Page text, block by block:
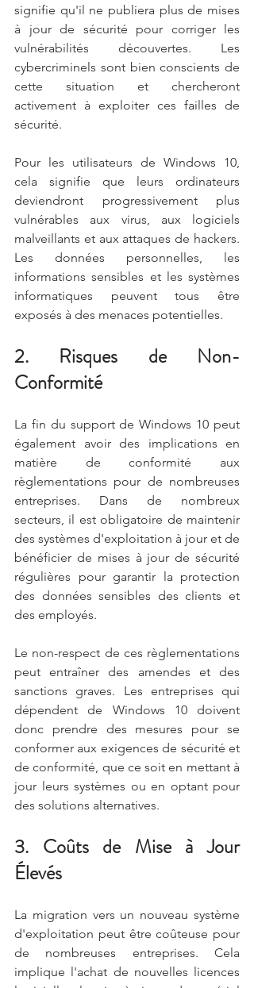
signifie qu'il ne publiera plus de mises
à jour de sécurité pour corriger les
vulnérabilités découvertes. Les
cybercriminels sont bien conscients de
cette situation et chercheront
activement à exploiter ces failles de
sécurité.
Pour les utilisateurs de Windows 10,
cela signifie que leurs ordinateurs
deviendront progressivement plus
vulnérables aux virus, aux logiciels
malveillants et aux attaques de hackers.
Les données personnelles, les
informations sensibles et les systèmes
informatiques peuvent tous être
exposés à des menaces potentielles.
2. Risques de Non-
Conformité
La fin du support de Windows 10 peut
également avoir des implications en
matière de conformité aux
règlementations pour de nombreuses
entreprises. Dans de nombreux
secteurs, il est obligatoire de maintenir
des systèmes d'exploitation à jour et de
bénéficier de mises à jour de sécurité
régulières pour garantir la protection
des données sensibles des clients et
des employés.
Le non-respect de ces règlementations
peut entraîner des amendes et des
sanctions graves. Les entreprises qui
dépendent de Windows 10 doivent
donc prendre des mesures pour se
conformer aux exigences de sécurité et
de conformité, que ce soit en mettant à
jour leurs systèmes ou en optant pour
des solutions alternatives.
3. Coûts de Mise à Jour
Élevés
La migration vers un nouveau système
d'exploitation peut être coûteuse pour
de nombreuses entreprises. Cela
implique l'achat de nouvelles licences